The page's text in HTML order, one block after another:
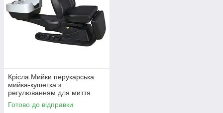
Крісла Мийки перукарська
мийка-кушетка з
регулюванням для миття
голови електромойка для
салону краси 6001
Готово до відправки